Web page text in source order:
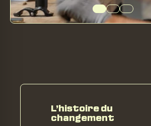
L’histoire du
changement